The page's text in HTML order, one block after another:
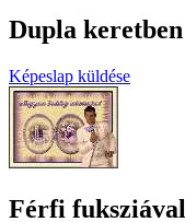
Dupla keretben
Képeslap küldése
Férfi fuksziával